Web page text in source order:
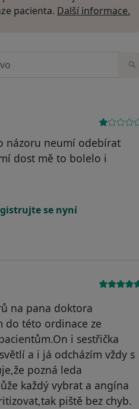
pacienta. Další informace.
názoru neumí odebírat
dost mě to bolelo i
se nyní
na pana doktora
do této ordinace ze
i sestřička
a i já odcházím vždy s
pozná leda
každý vybrat a angína
piště bez chyb.